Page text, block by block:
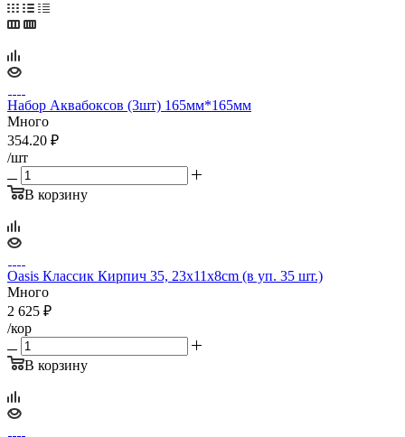
Набор Аквабоксов (3шт) 165мм*165мм
Много
354.20 ₽
/шт
В корзину
Oasis Классик Кирпич 35, 23x11x8cm (в уп. 35 шт.)
Много
2 625 ₽
/кор
В корзину